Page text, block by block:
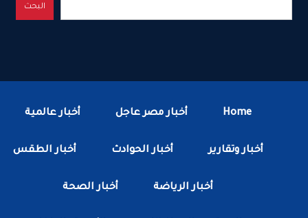
البحث
Home أخبار مصر عاجل أخبار عالمية
أخبار وتقارير أخبار الحوادث أخبار الطقس
أخبار الرياضة أخبار الصحة